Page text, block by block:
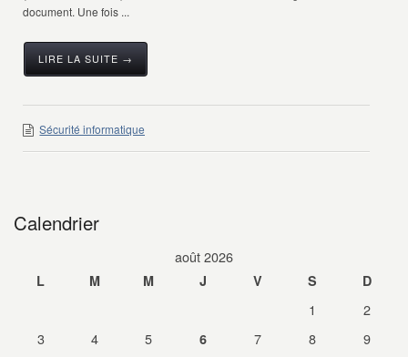
document. Une fois ...
LIRE LA SUITE →
Sécurité informatique
Calendrier
août 2026
L M M J V S D
1
2
3
4 5 6 7 8
9